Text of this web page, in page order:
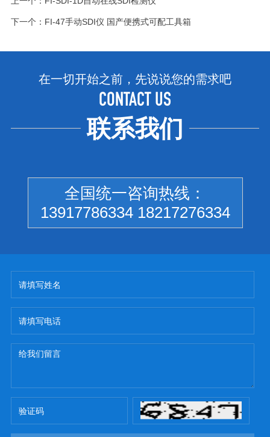
下一个： FI-47手动SDI仪 国产便携式可配工具箱
在一切开始之前，先说说您的需求吧
CONTACT US
联系我们
全国统一咨询热线：
13917786334 18217276334